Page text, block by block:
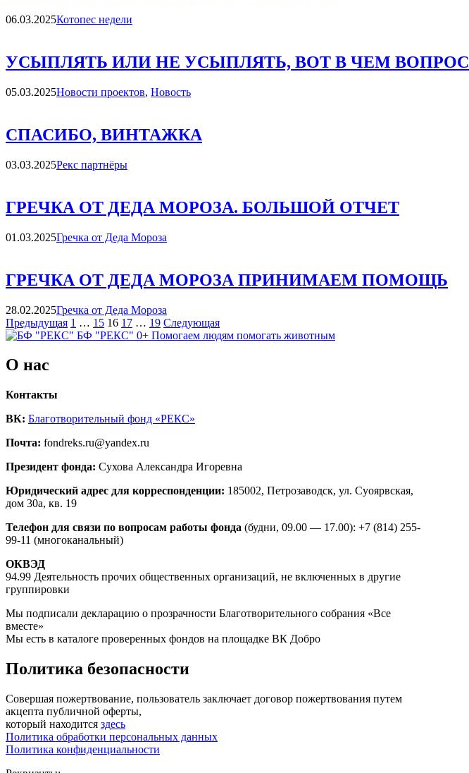
06.03.2025Категории
Котопес недели
УСЫПЛЯТЬ ИЛИ НЕ УСЫПЛЯТЬ, ВОТ В ЧЕМ ВОПРОС
05.03.2025Категории
Новости проектов, Новость
СПАСИБО, ВИНТАЖКА
03.03.2025Категории
Рекс партнёры
ГРЕЧКА ОТ ДЕДА МОРОЗА. БОЛЬШОЙ ОТЧЕТ
01.03.2025Категории
Гречка от Деда Мороза
ГРЕЧКА ОТ ДЕДА МОРОЗА ПРИНИМАЕМ ПОМОЩЬ
28.02.2025Категории
Гречка от Деда Мороза
Навигация
по
записям
ПредыдущаяСтраница
Страница
1 … Страница
15 Страница
16 Страница
17 … Страница
19 СледующаяСтраница
БФ "РЕКС" 0+ Помогаем людям помогать животным
О нас
Контакты
ВК: Благотворительный фонд «РЕКС»
Почта: fondreks.ru@yandex.ru
Президент фонда: Сухова Александра Игоревна
Юридический адрес для корреспонденции: 185002, Петрозаводск, ул. Суоярвская,
дом 30а, кв. 19
Телефон для связи по вопросам работы фонда (будни, 09.00 — 17.00): +7 (814) 255-
99-11 (многоканальный)
ОКВЭД
94.99 Деятельность прочих общественных организаций, не включенных в другие
группировки
Мы подписали декларацию о прозрачности Благотворительного собрания «Все
вместе»
Мы есть в каталоге проверенных фондов на площадке ВК Добро
Политика безопасности
Совершая пожертвование, пользователь заключает договор пожертвования путем
акцепта публичной оферты,
который находится здесь
Политика обработки персональных данных
Политика конфиденциальности